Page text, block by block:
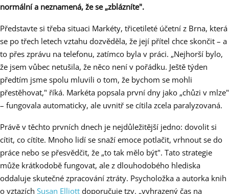
normální a neznamená, že se „zblázníte".
Představte si třeba situaci Markéty, třicetileté účetní z Brna, která
se po třech letech vztahu dozvěděla, že její přítel chce skončit – a
to přes zprávu na telefonu, zatímco byla v práci. „Nejhorší bylo,
že jsem vůbec netušila, že něco není v pořádku. Ještě týden
předtím jsme spolu mluvili o tom, že bychom se mohli
přestěhovat," říká. Markéta popsala první dny jako „chůzi v mlze"
– fungovala automaticky, ale uvnitř se cítila zcela paralyzovaná.
Právě v těchto prvních dnech je nejdůležitější jedno: dovolit si
cítit, co cítíte. Mnoho lidí se snaží emoce potlačit, vrhnout se do
práce nebo se přesvědčit, že „to tak mělo být". Tato strategie
může krátkodobě fungovat, ale z dlouhodobého hlediska
oddaluje skutečné zpracování ztráty. Psycholožka a autorka knih
o vztazích Susan Elliott doporučuje tzv. „vyhrazený čas na